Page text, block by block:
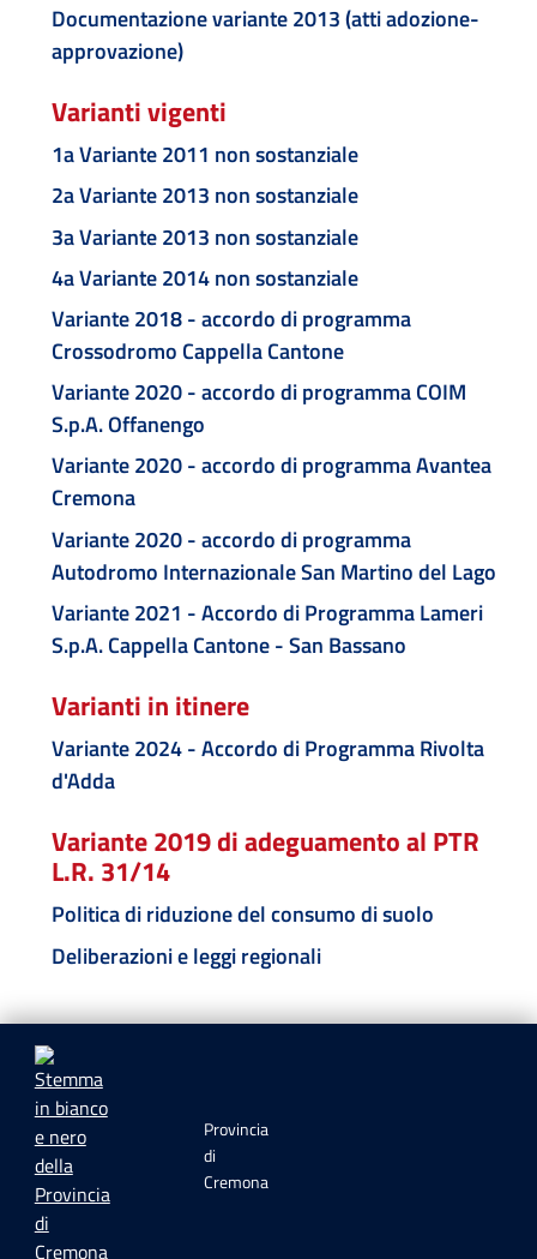
Documentazione variante 2013 (atti adozione-
approvazione)
Varianti vigenti
1a Variante 2011 non sostanziale
2a Variante 2013 non sostanziale
3a Variante 2013 non sostanziale
4a Variante 2014 non sostanziale
Variante 2018 - accordo di programma
Crossodromo Cappella Cantone
Variante 2020 - accordo di programma COIM
S.p.A. Offanengo
Variante 2020 - accordo di programma Avantea
Cremona
Variante 2020 - accordo di programma
Autodromo Internazionale San Martino del Lago
Variante 2021 - Accordo di Programma Lameri
S.p.A. Cappella Cantone - San Bassano
Varianti in itinere
Variante 2024 - Accordo di Programma Rivolta
d'Adda
Variante 2019 di adeguamento al PTR
L.R. 31/14
Politica di riduzione del consumo di suolo
Deliberazioni e leggi regionali
Provincia
di
Cremona